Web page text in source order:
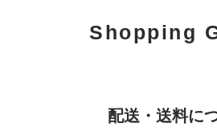
Shopping
配送・送料に